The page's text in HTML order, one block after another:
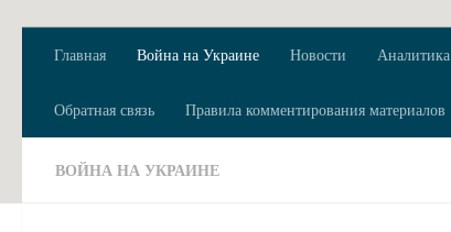
Главная Война на Украине Новости Аналитика
Обратная связь Правила комментирования материалов
ВОЙНА НА УКРАИНЕ